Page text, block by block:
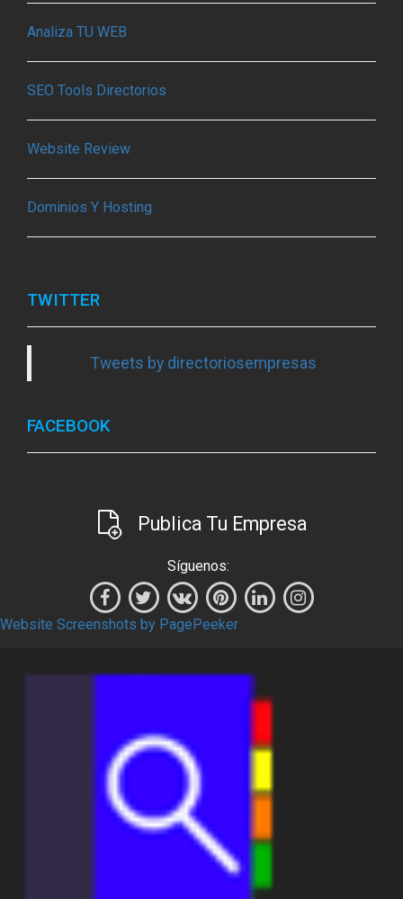
Analiza TU WEB
SEO Tools Directorios
Website Review
Dominios Y Hosting
TWITTER
Tweets by directoriosempresas
FACEBOOK
Publica Tu Empresa
Síguenos:
Website Screenshots by PagePeeker